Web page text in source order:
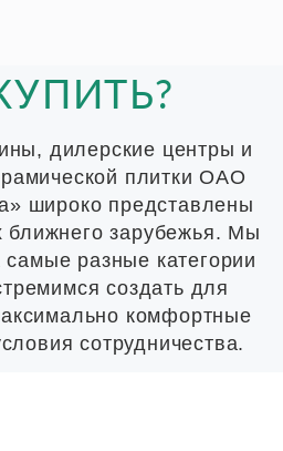
дилерские центры и
плитки ОАО
широко представлены
ближнего зарубежья. Мы
разные категории
создать для
комфортные
сотрудничества.